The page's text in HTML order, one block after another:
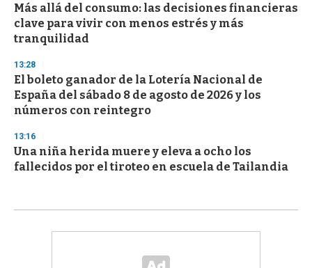
Más allá del consumo: las decisiones financieras
clave para vivir con menos estrés y más
tranquilidad
13:28
El boleto ganador de la Lotería Nacional de
España del sábado 8 de agosto de 2026 y los
números con reintegro
13:16
Una niña herida muere y eleva a ocho los
fallecidos por el tiroteo en escuela de Tailandia